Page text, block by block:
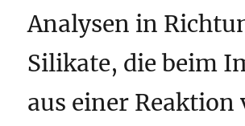
Analysen in
Silikate, die beim
aus einer Reaktion